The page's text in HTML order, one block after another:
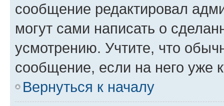
сообщение редактировал
могут сами написать о
усмотрению. Учтите, что
сообщение, если на него уже
Вернуться к началу